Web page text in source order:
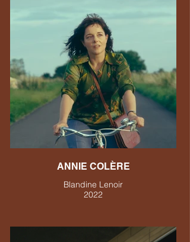
ANNIE COLÈRE
Blandine Lenoir
2022